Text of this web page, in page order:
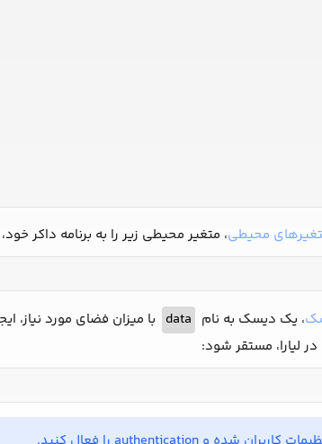
محیطی، متغیر محیطی زیر را به برنامه داکر
، یک دیسک به نام data با میزان فضای مورد نیاز،
در لیارا، مستقر شود: